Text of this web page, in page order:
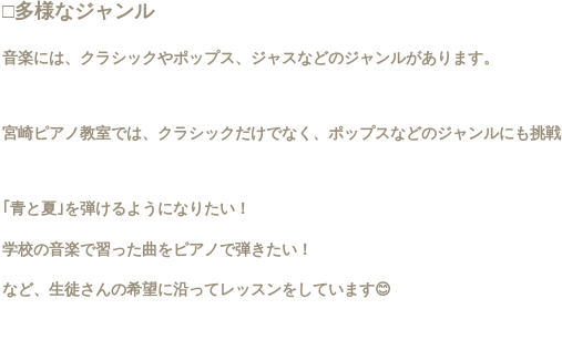
□多様なジャンル
音楽には、クラシックやポップス、ジャスなどのジャンルがあります。
宮崎ピアノ教室では、クラシックだけでなく、ポップスなどのジャンルにも挑
｢青と夏｣を弾けるようになりたい！
学校の音楽で習った曲をピアノで弾きたい！
など、生徒さんの希望に沿ってレッスンをしています😊